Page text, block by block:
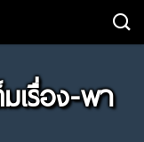
เรื่อง-พา